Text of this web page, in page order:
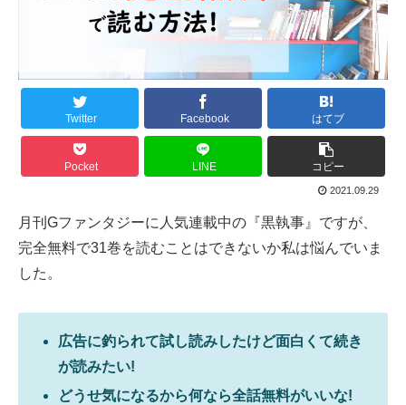
Twitter Facebook はてブ
Pocket LINE コピー
2021.09.29
月刊Gファンタジーに人気連載中の『黒執事』ですが、
完全無料で31巻を読むことはできないか私は悩んでいま
した。
広告に釣られて試し読みしたけど面白くて続き
が読みたい!
どうせ気になるから何なら全話無料がいいな!